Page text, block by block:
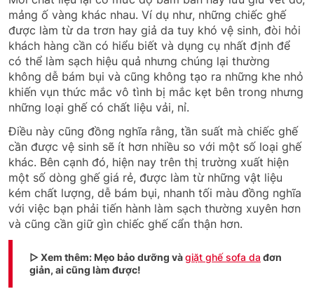
mảng ố vàng khác nhau. Ví dụ như, những chiếc ghế
được làm từ da trơn hay giả da tuy khó vệ sinh, đòi hỏi
khách hàng cần có hiểu biết và dụng cụ nhất định để
có thể làm sạch hiệu quả nhưng chúng lại thường
không dễ bám bụi và cũng không tạo ra những khe nhỏ
khiến vụn thức mắc vô tình bị mắc kẹt bên trong nhưng
những loại ghế có chất liệu vải, nỉ.
Điều này cũng đồng nghĩa rằng, tần suất mà chiếc ghế
cần được vệ sinh sẽ ít hơn nhiều so với một số loại ghế
khác. Bên cạnh đó, hiện nay trên thị trường xuất hiện
một số dòng ghế giá rẻ, được làm từ những vật liệu
kém chất lượng, dễ bám bụi, nhanh tối màu đồng nghĩa
với việc bạn phải tiến hành làm sạch thường xuyên hơn
và cũng cần giữ gìn chiếc ghế cẩn thận hơn.
▷ Xem thêm: Mẹo bảo dưỡng vàgiặt ghế sofa da đơn
giản, ai cũng làm được!